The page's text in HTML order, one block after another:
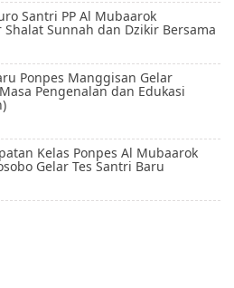
Santri PP Al Mubaarok
Sunnah dan Dzikir Bersama
Ponpes Manggisan Gelar
Pengenalan dan Edukasi
Kelas Ponpes Al Mubaarok
Gelar Tes Santri Baru